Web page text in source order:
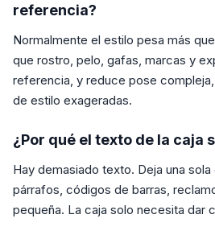
referencia?
Normalmente el estilo pesa más
que rostro, pelo, gafas, marcas y
referencia, y reduce pose
de estilo exageradas.
¿Por qué el texto de la caja
Hay demasiado texto. Deja una
párrafos, códigos de barras,
pequeña. La caja solo necesita dar